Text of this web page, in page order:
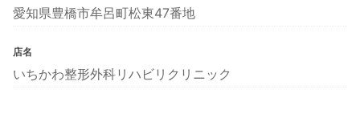
愛知県豊橋市牟呂町松東47番地
店名
いちかわ整形外科リハビリクリニック